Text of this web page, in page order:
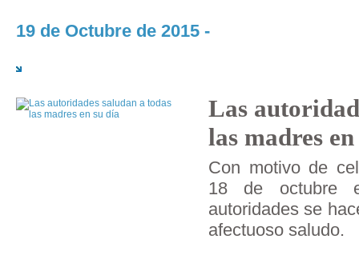
19 de Octubre de 2015 -
Las
las madres
Con motivo de
18 de octubre
autoridades se
afectuoso saludo.